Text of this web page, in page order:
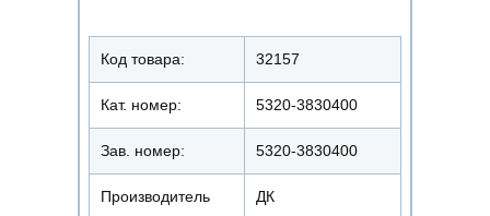
Код товара: 32157
Кат. номер: 5320-3830400
Зав. номер: 5320-3830400
Производитель ДК